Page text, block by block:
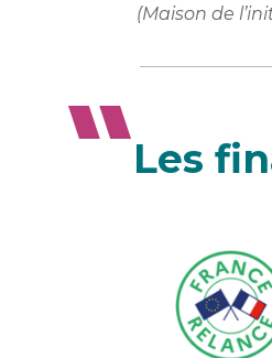
(Maison de
Les